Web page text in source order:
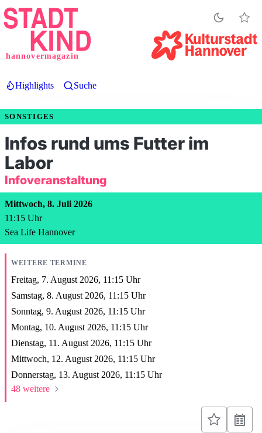
Direkt
zum
hannovermagazin
Highlights Suche
SONSTIGES
Infos rund ums Futter im
Labor
Infoveranstaltung
Mittwoch, 8. Juli 2026
11:15 Uhr
Sea Life Hannover
WEITERE TERMINE
Freitag, 7. August 2026, 11:15 Uhr
Samstag, 8. August 2026, 11:15 Uhr
Sonntag, 9. August 2026, 11:15 Uhr
Montag, 10. August 2026, 11:15 Uhr
Dienstag, 11. August 2026, 11:15 Uhr
Mittwoch, 12. August 2026, 11:15 Uhr
Donnerstag, 13. August 2026, 11:15 Uhr
48 weitere